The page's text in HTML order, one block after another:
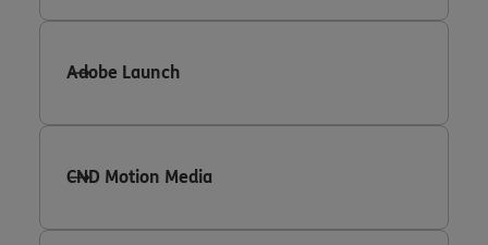
Adobe Launch
CND Motion Media